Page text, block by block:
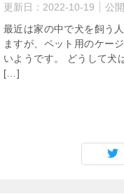
更新日： 2022-10-19 公
最近は家の中で犬を飼う
ますが、ペット用のケー
いようです。 どうして犬
[…]